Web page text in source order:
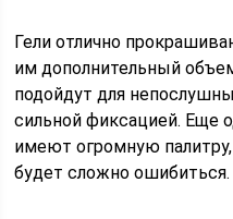
Гели отлично
им дополнительный
подойдут для
сильной фиксацией. Еще
имеют огромную
будет сложно ошибиться.